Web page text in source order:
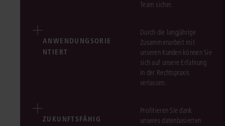
Team sicher.
ANWENDUNGSORIE
NTIERT
Durch die langjährige
Zusammenarbeit mit
unseren Kunden können Sie
sich auf unsere Erfahrung
in der Rechtspraxis
verlassen.
ZUKUNFTSFÄHIG
Profitieren Sie dank
unseres datenbasierten